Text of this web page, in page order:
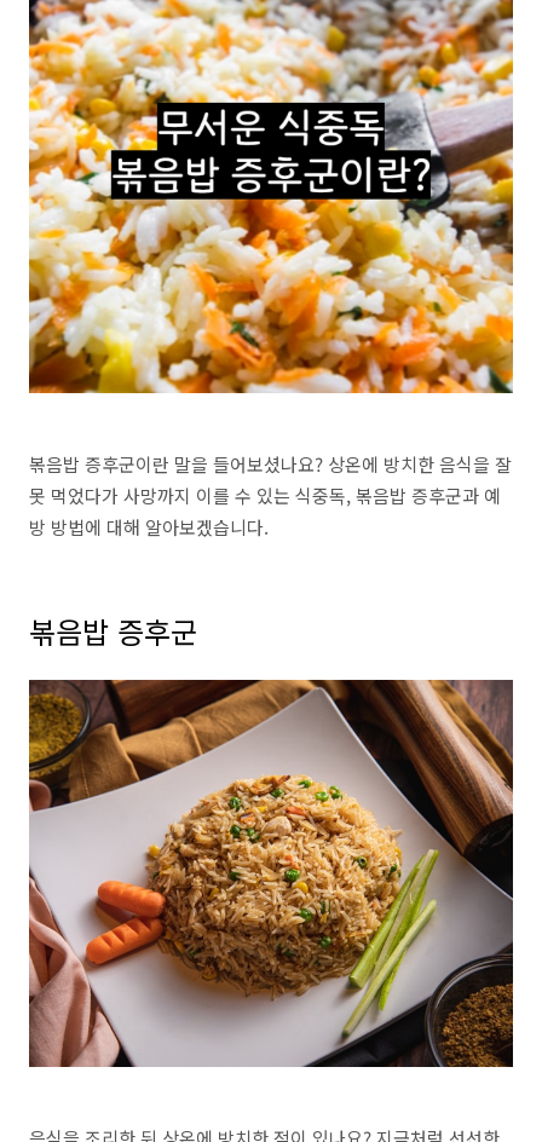
볶음밥 증후군이란 말을 들어보셨나요? 상온에 방치한 음식을 잘
못 먹었다가 사망까지 이를 수 있는 식중독, 볶음밥 증후군과 예
방 방법에 대해 알아보겠습니다.
볶음밥 증후군